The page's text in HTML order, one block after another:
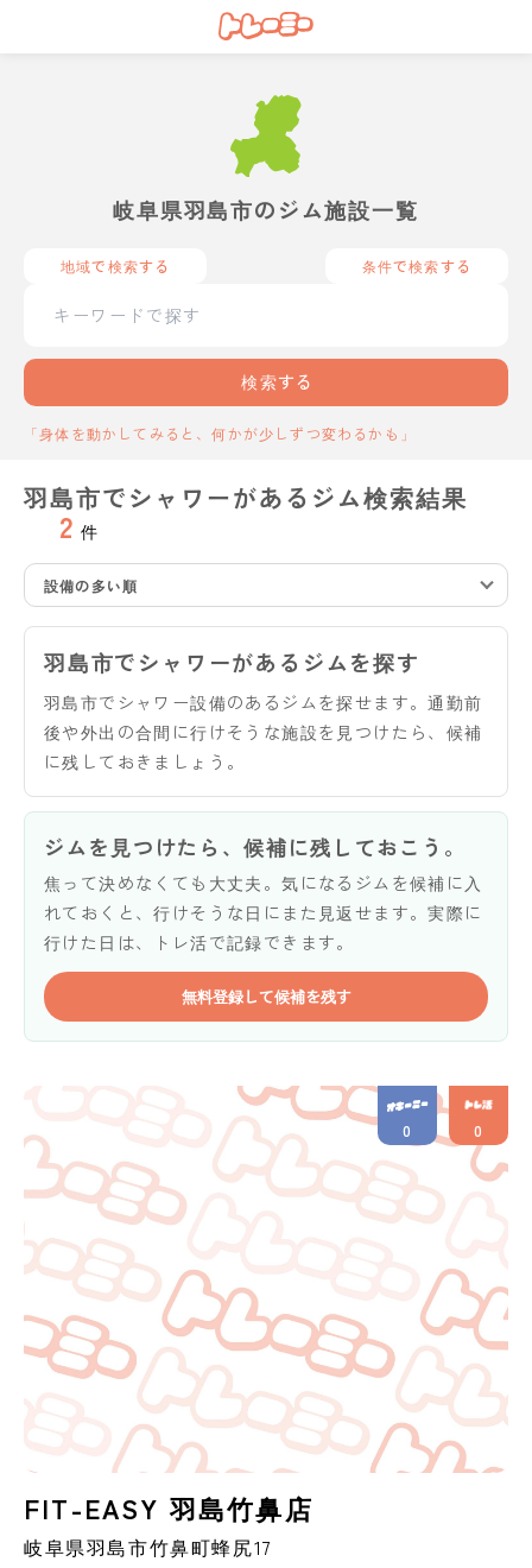
岐阜県羽島市のジム施設一覧
地域で検索する 条件で検索する
検索する
「身体を動かしてみると、何かが少しずつ変わるかも」
羽島市でシャワーがあるジム検索結果
2 件
設備の多い順
羽島市でシャワーがあるジムを探す
羽島市でシャワー設備のあるジムを探せます。通勤前
後や外出の合間に行けそうな施設を見つけたら、候補
に残しておきましょう。
ジムを見つけたら、候補に残しておこう。
焦って決めなくても大丈夫。気になるジムを候補に入
れておくと、行けそうな日にまた見返せます。実際に
行けた日は、トレ活で記録できます。
無料登録して候補を残す
FIT-EASY 羽島竹鼻店
岐阜県羽島市竹鼻町蜂尻17
0 0